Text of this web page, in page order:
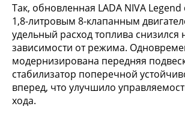
Так, обновленная LADA NIVA
1,8-литровым 8-клапанным
удельный расход топлива снизился
зависимости от режима.
модернизирована передняя
стабилизатор поперечной
вперед, что улучшило
хода.